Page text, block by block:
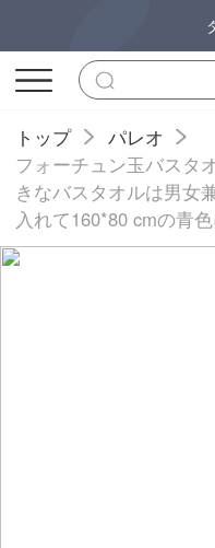
トップ
パレオ
フォーチュン玉バスタ
きなバスタオルは男女
入れて160*80 cmの青色